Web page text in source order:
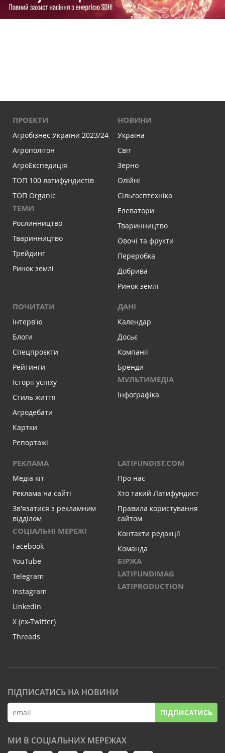
ПРОЕКТИ
Агробізнес України 2023/24
Агрополігон
АгроЕкспедиція
ТОП 100 латифундистів
ТОП Organic
ТЕМИ
Рослинництво
Тваринництво
Трейдинг
Ринок землі
НОВИНИ
Україна
Світ
Зерно
Олійні
Сільгосптехніка
Елеватори
Тваринництво
Овочі та фрукти
Переробка
Добрива
Ринок землі
ПОЧИТАТИ
Інтервʼю
Блоги
Спецпроєкти
Рейтинги
Історії успіху
Стиль життя
Агродебати
Картки
Репортажі
ДАНІ
Календар
Досьє
Компанії
Бренди
МУЛЬТИМЕДІА
Інфографіка
РЕКЛАМА
Медіа кіт
Реклама на сайті
Зв'язатися з рекламним
відділом
СОЦІАЛЬНІ МЕРЕЖІ
Facebook
YouTube
Telegram
Instagram
LinkedIn
X (ex-Twitter)
Threads
LATIFUNDIST.COM
Про нас
Хто такий Латифундист
Правила користування
сайтом
Контакти редакції
Команда
БІРЖА
LATIFUNDIMAG
LATIPRODUCTION
ПІДПИСАТИСЬ НА НОВИНИ
ПІДПИСАТИСЬ
МИ В СОЦІАЛЬНИХ МЕРЕЖАХ